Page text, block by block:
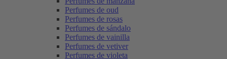
Perfumes de oud
Perfumes de rosas
Perfumes de sándalo
Perfumes de vainilla
Perfumes de vetiver
Perfumes de violeta